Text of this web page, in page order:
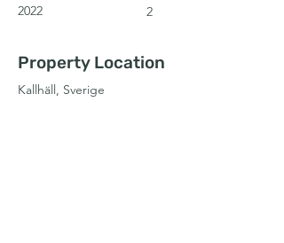
2022
2
Property Location
Kallhäll, Sverige